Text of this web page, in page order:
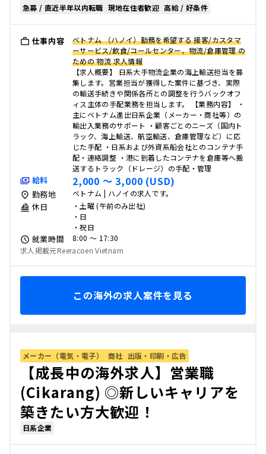
急募 / 直近半年以内転職 現地在住者歓迎 高給 / 好条件
仕事内容
ベトナム （ハノイ）勤務を希望する 接客/カスタマ
ーサービス/飲食/コールセンター、物流/倉庫管理 の
ための 物流 求人情報
【求人概要】 日系大手物流企業の海上輸送担当を募
集します。営業担当が獲得した案件に基づき、実際
の輸送手続きや関係各所との調整を行うバックオフ
ィス主体の手配業務を担当します。 【業務内容】 ・
主にベトナム進出日系企業（メーカー・商社等）の
輸出入業務のサポート ・顧客ごとのニーズ（国内ト
ラック、海上輸送、航空輸送、倉庫管理など）に応
じた手配 ・日系および外資系船会社とのコンテナ手
配・連絡調整 ・港に到着したコンテナを倉庫等へ搬
送するトラック（ドレージ）の手配・管理
給料 2,000 〜 3,000 (USD)
勤務地 ベトナム | ハノイの求人です。
休日
・土曜 (午前のみ出社)
・日
・祝日
就業時間
8:00 〜 17:30
求人掲載元Reeracoen Vietnam
この海外の求人案件を見る
メーカー（電気・電子） 商社 出版・印刷・広告
【成長中の海外求人】営業職
(Cikarang) ◎新しいキャリアを
築きたい方大歓迎！
日系企業